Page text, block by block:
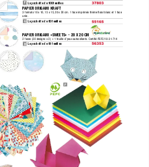
F
F La pochette de 100 feuilles 37803
G La pochette de 60 feuilles 55165
PAPIER ORIGAMI KRAFT
3 formats 10 x 10, 15 x 15, 20 x 20 cm. 1 face imprimée thème ﬂoral blanc et 1 face
unie.
H La pochette de 61 feuilles 56353
PAPIER ORIGAMI «SWEETS» - 20 X 20 CM
2 faces (30 designs x 2) + 1 feuille d’yeux autocollants. Certiﬁé PEFC/10-31-714